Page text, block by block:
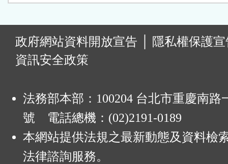
政府網站資料開放宣告
隱私權保護
資訊安全政策
法務部本部：100204 台北市重慶南路
號 電話總機：(02)2191-0189
本網站提供法規之最新動態及資料檢
法律諮詢服務。